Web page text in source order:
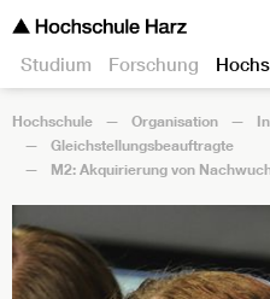
Studium Forschung
Hochschule Organisation
Gleichstellungsbeauftragte
M2: Akquirierung von